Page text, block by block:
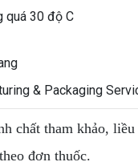
quá 30 độ C
& Packaging
chất tham khảo,
đơn thuốc.